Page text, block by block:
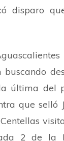
disparo
última del
que selló
2 de la